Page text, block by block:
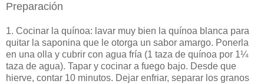
Preparación
1. Cocinar la quínoa: lavar muy bien la quínoa blanca para
quitar la saponina que le otorga un sabor amargo. Ponerla
en una olla y cubrir con agua fría (1 taza de quínoa por 1¼
taza de agua). Tapar y cocinar a fuego bajo. Desde que
hierve, contar 10 minutos. Dejar enfriar, separar los granos